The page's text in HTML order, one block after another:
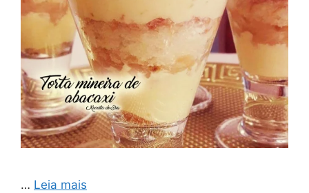
… Leia mais